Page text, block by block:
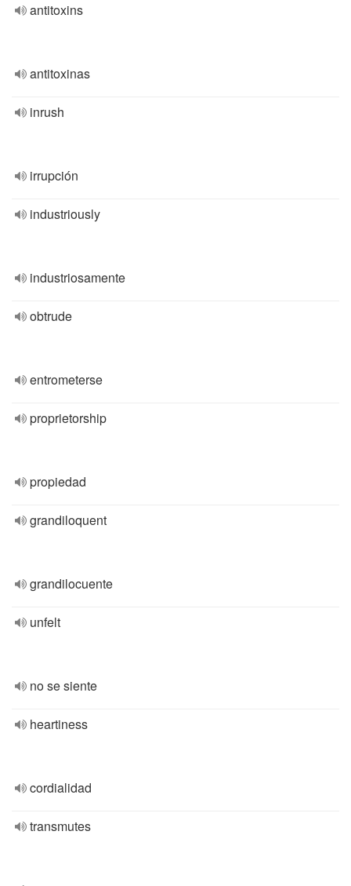
antitoxins
antitoxinas
inrush
irrupción
industriously
industriosamente
obtrude
entrometerse
proprietorship
propiedad
grandiloquent
grandilocuente
unfelt
no se siente
heartiness
cordialidad
transmutes